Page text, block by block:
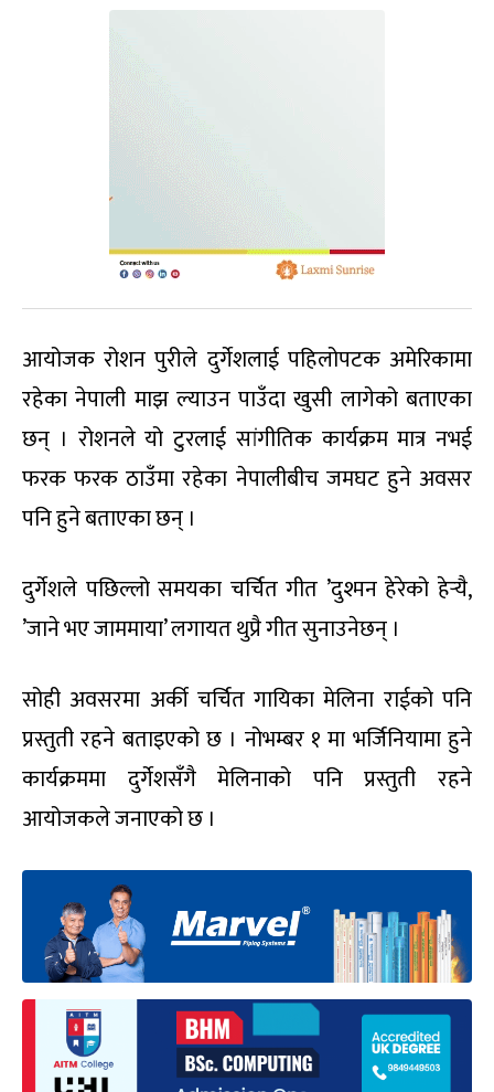
आयोजक रोशन पुरीले दुर्गेशलाई पहिलोपटक अमेरिकामा
रहेका नेपाली माझ ल्याउन पाउँदा खुसी लागेको बताएका
छन् । रोशनले यो टुरलाई सांगीतिक कार्यक्रम मात्र नभई
फरक फरक ठाउँमा रहेका नेपालीबीच जमघट हुने अवसर
पनि हुने बताएका छन् ।
दुर्गेशले पछिल्लो समयका चर्चित गीत ’दुश्मन हेरेको हेर्‍यै,
’जाने भए जाममाया’ लगायत थुप्रै गीत सुनाउनेछन् ।
सोही अवसरमा अर्की चर्चित गायिका मेलिना राईको पनि
प्रस्तुती रहने बताइएको छ । नोभम्बर १ मा भर्जिनियामा हुने
कार्यक्रममा दुर्गेशसँगै मेलिनाको पनि प्रस्तुती रहने
आयोजकले जनाएको छ ।